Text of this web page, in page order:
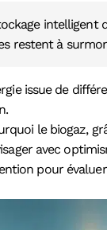
restent à
issue de
le biogaz,
avec
pour